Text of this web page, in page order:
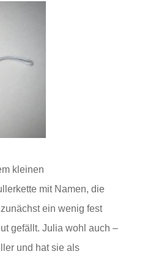
kleinen
lerkette mit Namen, die
ein wenig fest
gefällt. Julia wohl auch –
und hat sie als